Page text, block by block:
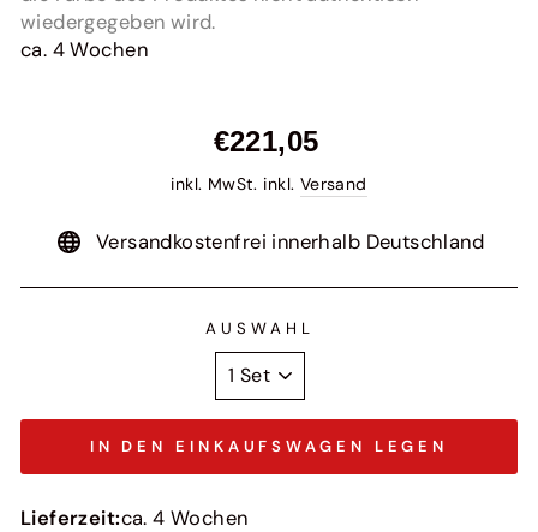
wiedergegeben wird.
ca. 4 Wochen
Normaler
€221,05
inkl. MwSt. inkl. Versand
Versandkostenfrei innerhalb Deutschland
AUSWAHL
IN DEN EINKAUFSWAGEN LEGEN
Lieferzeit:ca. 4 Wochen